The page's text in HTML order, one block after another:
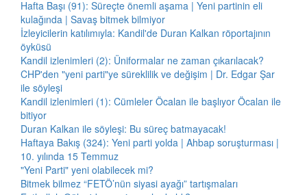
Hafta Başı (91): Süreçte önemli aşama | Yeni partinin eli
kulağında | Savaş bitmek bilmiyor
İzleyicilerin katılımıyla: Kandil'de Duran Kalkan röportajının
öyküsü
Kandil izlenimleri (2): Üniformalar ne zaman çıkarılacak?
CHP'den "yeni parti"ye süreklilik ve değişim | Dr. Edgar Şar
ile söyleşi
Kandil izlenimleri (1): Cümleler Öcalan ile başlıyor Öcalan ile
bitiyor
Duran Kalkan ile söyleşi: Bu süreç batmayacak!
Haftaya Bakış (324): Yeni parti yolda | Ahbap soruşturması |
10. yılında 15 Temmuz
"Yeni Parti" yeni olabilecek mi?
Bitmek bilmez “FETÖ’nün siyasi ayağı” tartışmaları